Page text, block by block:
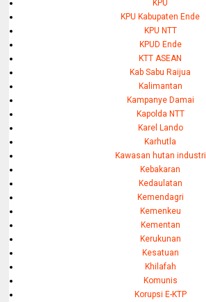
KPU
KPU Kabupaten Ende
KPU NTT
KPUD Ende
KTT ASEAN
Kab Sabu Raijua
Kalimantan
Kampanye Damai
Kapolda NTT
Karel Lando
Karhutla
Kawasan hutan industri
Kebakaran
Kedaulatan
Kemendagri
Kemenkeu
Kementan
Kerukunan
Kesatuan
Khilafah
Komunis
Korupsi E-KTP